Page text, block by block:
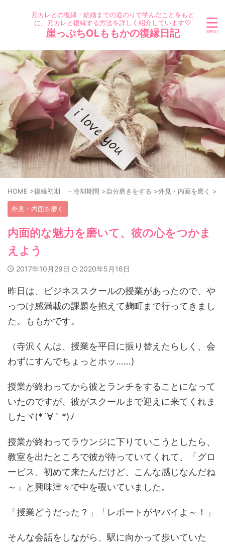
元カレとの復縁・結婚までの道のりで学んだことをもと
に、元カレと復縁する方法を詳しく紹介しています♡
崖っぷちOLももかの復縁日記
HOME >復縁初期 －冷却期間 >自分磨きをする >外見・内面を磨く >
外見・内面を磨く
内面的な魅力を磨いて、彼の心をつかま
えよう
2017年10月29日 2020年5月16日
昨日は、ビジネススクールの授業があったので、や
っつけ感満載の課題を抱えて麹町まで行ってきまし
た。ももかです。
（寺沢くんは、授業を平日に振り替えたらしく、会
わずにすんでちょっとホッ……)
授業が終わってから彼とランチをすることになって
いたのですが、彼がスクールまで迎えに来てくれま
したヾ(*´∀｀*)ﾉ
授業が終わってラウンジに下りていこうとしたら、
教室を出たところで彼が待っていてくれて、「グロ
ービス、初めて来たんだけど、こんな感じなんだね
～」と興味津々で中を覗いていました。
「授業どうだった？」「レポートがヤバイよ～！」
そんな会話をしながら、駅に向かって歩いていた